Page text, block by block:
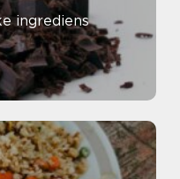
ingrediens